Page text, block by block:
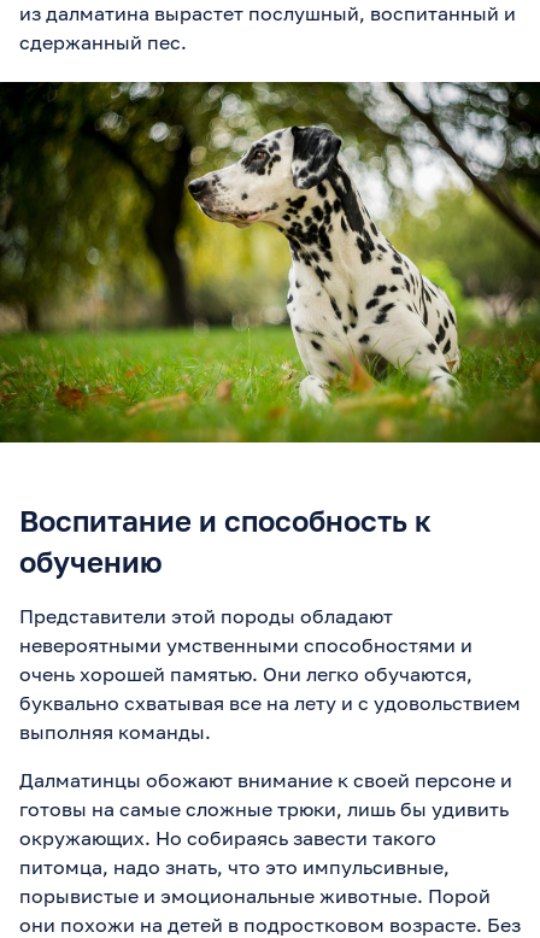
из далматина вырастет послушный, воспитанный и
сдержанный пес.
Воспитание и способность к
обучению
Представители этой породы обладают
невероятными умственными способностями и
очень хорошей памятью. Они легко обучаются,
буквально схватывая все на лету и с удовольствием
выполняя команды.
Далматинцы обожают внимание к своей персоне и
готовы на самые сложные трюки, лишь бы удивить
окружающих. Но собираясь завести такого
питомца, надо знать, что это импульсивные,
порывистые и эмоциональные животные. Порой
они похожи на детей в подростковом возрасте. Без